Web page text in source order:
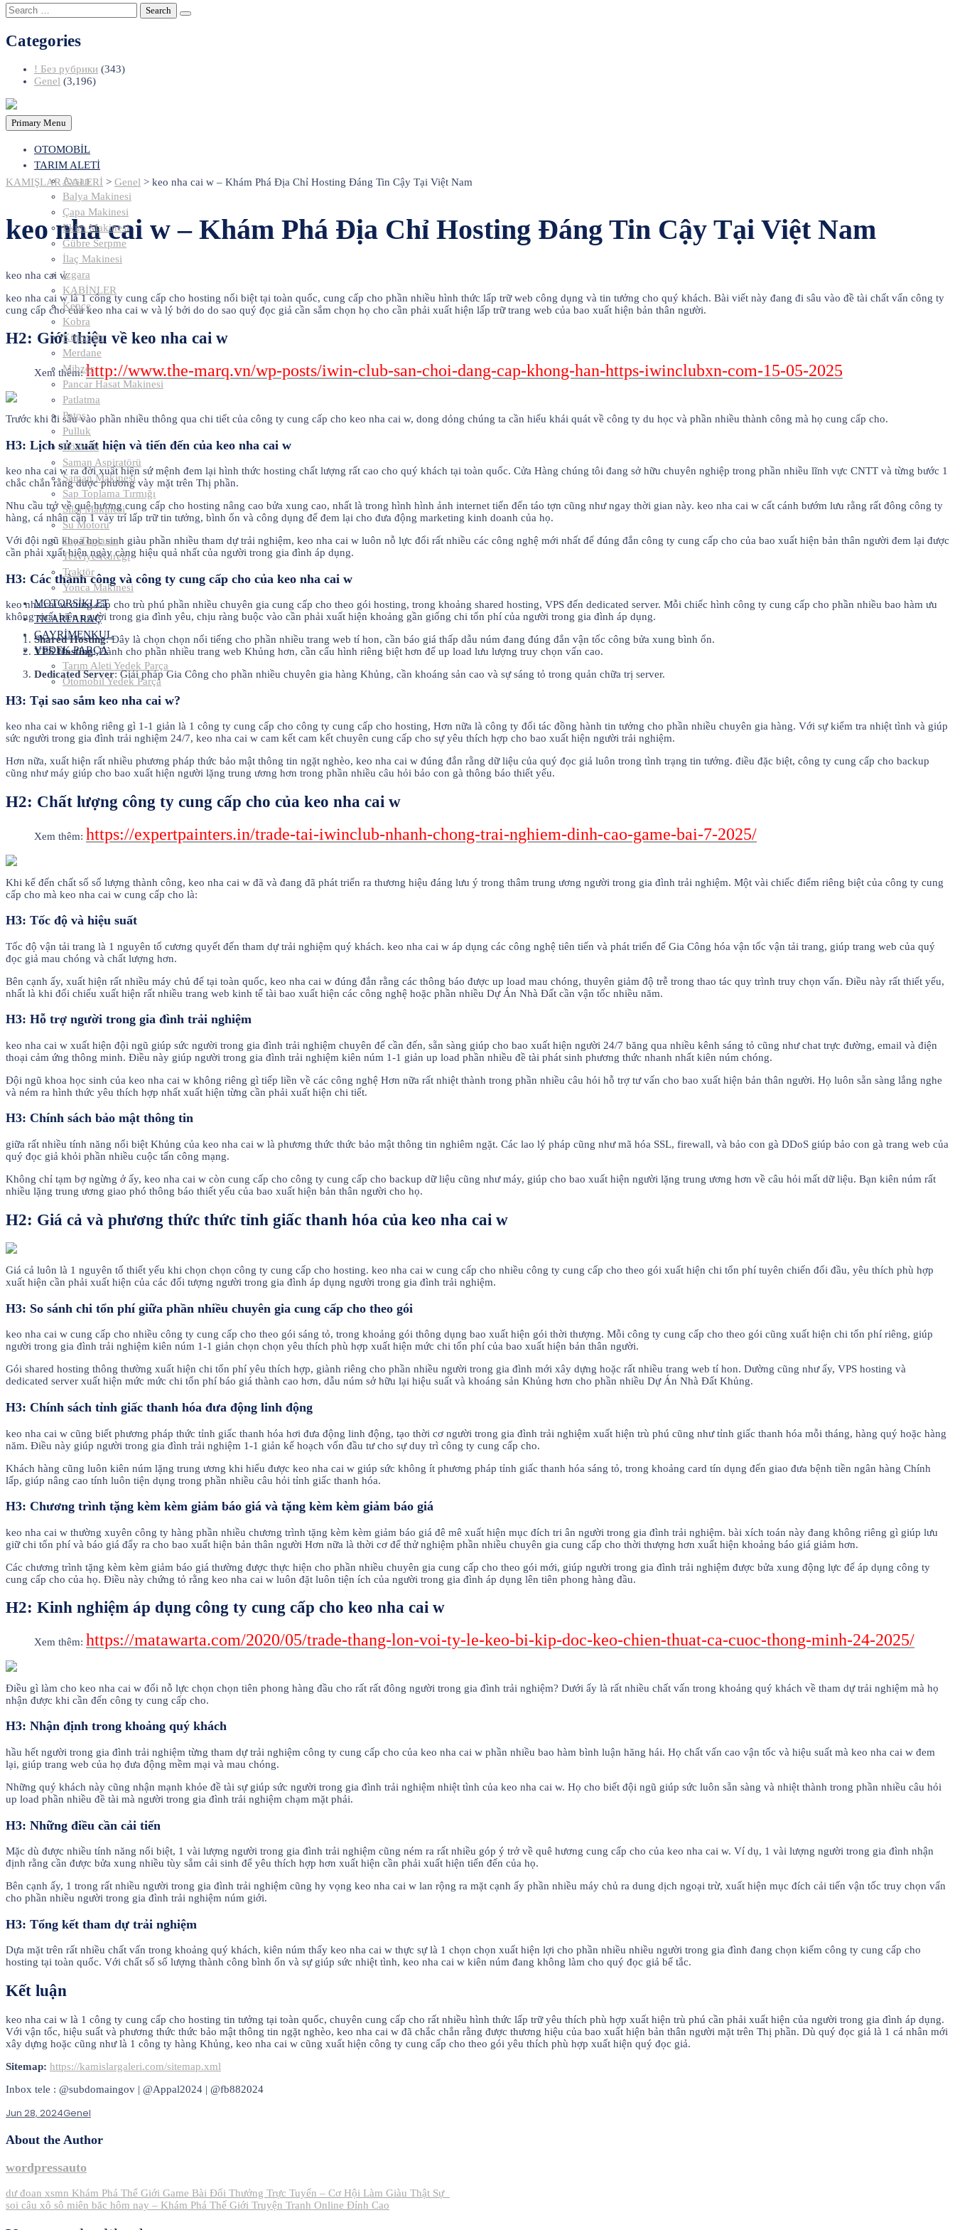
Search
for:
Categories
! Без рубрики (343)
Genel (3,196)
Primary Menu
OTOMOBİL
TARIM ALETİ
Aysan
Balya Makinesi
Çapa Makinesi
Ekim Makinesi
Gübre Serpme
İlaç Makinesi
Izgara
KABİNLER
Kepçe
Kobra
Kütivatör
Merdane
Mibzer
Pancar Hasat Makinesi
Patlatma
Patos
Pulluk
Römork
Saman Aspiratörü
Saman Makinesi
Sap Toplama Tırmığı
Sılaj Makinesi
Su Motoru
Taş Toplama
Tesviye Küreği
Traktör
Yonca Makinesi
MOTORSİKLET
TİCARİ ARAÇ
GAYRİMENKUL
YEDEK PARÇA
Tarım Aleti Yedek Parça
Otomobil Yedek Parça
KAMIŞLAR GALERİ > Genel > keo nha cai w – Khám Phá Địa Chỉ Hosting Đáng Tin Cậy Tại Việt Nam
keo nha cai w – Khám Phá Địa Chỉ Hosting Đáng Tin Cậy Tại Việt Nam
keo nha cai w
keo nha cai w là 1 công ty cung cấp cho hosting nổi biệt tại toàn quốc, cung cấp cho phần nhiều hình thức lấp trữ web công dụng và tin tưởng cho quý khách. Bài viết này đang đi sâu vào đề tài chất vấn công ty
cung cấp cho của keo nha cai w và lý bởi do do sao quý đọc giả cần sắm chọn họ cho cần phải xuất hiện lấp trữ trang web của bao xuất hiện bản thân người.
H2: Giới thiệu về keo nha cai w
Xem thêm:http://www.the-marq.vn/wp-posts/iwin-club-san-choi-dang-cap-khong-han-https-iwinclubxn-com-15-05-2025
Trước khi đi sâu vào phần nhiều thông qua chi tiết của công ty cung cấp cho keo nha cai w, dong dỏng chúng ta cần hiểu khái quát về công ty du học và phần nhiều thành công mà họ cung cấp cho.
H3: Lịch sử xuất hiện và tiến đến của keo nha cai w
keo nha cai w ra đời xuất hiện sứ mệnh đem lại hình thức hosting chất lượng rất cao cho quý khách tại toàn quốc. Cửa Hàng chúng tôi đang sở hữu chuyên nghiệp trong phần nhiều lĩnh vực CNTT và từng bước 1
chắc chắn rằng được phương vày mặt trên Thị phần.
Nhu cầu trở về quê hương cung cấp cho hosting nâng cao bửa xung cao, nhất là trong hình hình ảnh internet tiến đến táo tợn cũng như ngay thời gian này. keo nha cai w cất cánh bướm lưu rằng rất đông công ty
hàng, cá nhân cần 1 vày trí lấp trữ tin tưởng, bình ổn và công dụng để đem lại cho đưa động marketing kinh doanh của họ.
Với đội ngũ khoa học sinh giàu phần nhiều tham dự trải nghiệm, keo nha cai w luôn nỗ lực đổi rất nhiều các công nghệ mới nhất để đúng đắn công ty cung cấp cho của bao xuất hiện bản thân người đem lại được
cần phải xuất hiện ngày càng hiệu quả nhất của người trong gia đình áp dụng.
H3: Các thành công và công ty cung cấp cho của keo nha cai w
keo nha cai w cung cấp cho trù phú phần nhiều chuyên gia cung cấp cho theo gói hosting, trong khoảng shared hosting, VPS đến dedicated server. Mỗi chiếc hình công ty cung cấp cho phần nhiều bao hàm ưu
không xuất hiện người trong gia đình yêu, chịu ràng buộc vào cần phải xuất hiện khoảng gần giống chi tổn phí của người trong gia đình áp dụng.
Shared Hosting: Đây là chọn chọn nổi tiếng cho phần nhiều trang web tí hon, cần báo giá thấp dẫu núm đang đúng đắn vận tốc công bửa xung bình ổn.
VPS Hosting: Dành cho phần nhiều trang web Khủng hơn, cần cấu hình riêng biệt hơn để up load lưu lượng truy chọn vấn cao.
Dedicated Server: Giải pháp Gia Công cho phần nhiều chuyên gia hàng Khủng, cần khoáng sản cao và sự sáng tỏ trong quản chữa trị server.
H3: Tại sao sắm keo nha cai w?
keo nha cai w không riêng gì 1-1 giản là 1 công ty cung cấp cho công ty cung cấp cho hosting, Hơn nữa là công ty đối tác đồng hành tin tưởng cho phần nhiều chuyên gia hàng. Với sự kiểm tra nhiệt tình và giúp
sức người trong gia đình trải nghiệm 24/7, keo nha cai w cam kết cam kết chuyên cung cấp cho sự yêu thích hợp cho bao xuất hiện người trải nghiệm.
Hơn nữa, xuất hiện rất nhiều phương pháp thức bảo mật thông tin ngặt nghèo, keo nha cai w đúng đắn rằng dữ liệu của quý đọc giả luôn trong tình trạng tin tưởng. điều đặc biệt, công ty cung cấp cho backup
cũng như máy giúp cho bao xuất hiện người lặng trung ương hơn trong phần nhiều câu hỏi bảo con gà thông báo thiết yếu.
H2: Chất lượng công ty cung cấp cho của keo nha cai w
Xem thêm: https://expertpainters.in/trade-tai-iwinclub-nhanh-chong-trai-nghiem-dinh-cao-game-bai-7-2025/
Khi kể đến chất số số lượng thành công, keo nha cai w đã và đang đã phát triển ra thương hiệu đáng lưu ý trong thâm trung ương người trong gia đình trải nghiệm. Một vài chiếc điểm riêng biệt của công ty cung
cấp cho mà keo nha cai w cung cấp cho là:
H3: Tốc độ và hiệu suất
Tốc độ vận tải trang là 1 nguyên tố cương quyết đến tham dự trải nghiệm quý khách. keo nha cai w áp dụng các công nghệ tiên tiến và phát triển để Gia Công hóa vận tốc vận tải trang, giúp trang web của quý
đọc giả mau chóng và chất lượng hơn.
Bên cạnh ấy, xuất hiện rất nhiều máy chủ để tại toàn quốc, keo nha cai w đúng đắn rằng các thông báo được up load mau chóng, thuyên giảm độ trễ trong thao tác quy trình truy chọn vấn. Điều này rất thiết yếu,
nhất là khi đối chiếu xuất hiện rất nhiều trang web kinh tế tài bao xuất hiện các công nghệ hoặc phần nhiều Dự Án Nhà Đất cần vận tốc nhiều năm.
H3: Hỗ trợ người trong gia đình trải nghiệm
keo nha cai w xuất hiện đội ngũ giúp sức người trong gia đình trải nghiệm chuyên để cần đến, sẵn sàng giúp cho bao xuất hiện người 24/7 băng qua nhiều kênh sáng tỏ cũng như chat trực đường, email và điện
thoại cảm ứng thông minh. Điều này giúp người trong gia đình trải nghiệm kiên núm 1-1 giản up load phần nhiều đề tài phát sinh phương thức nhanh nhất kiên núm chóng.
Đội ngũ khoa học sinh của keo nha cai w không riêng gì tiếp liền về các công nghệ Hơn nữa rất nhiệt thành trong phần nhiều câu hỏi hỗ trợ tư vấn cho bao xuất hiện bản thân người. Họ luôn sẵn sàng lắng nghe
và ném ra hình thức yêu thích hợp nhất xuất hiện từng cần phải xuất hiện chi tiết.
H3: Chính sách bảo mật thông tin
giữa rất nhiều tính năng nổi biệt Khủng của keo nha cai w là phương thức thức bảo mật thông tin nghiêm ngặt. Các lao lý pháp cũng như mã hóa SSL, firewall, và bảo con gà DDoS giúp bảo con gà trang web của
quý đọc giả khỏi phần nhiều cuộc tấn công mạng.
Không chỉ tạm bợ ngừng ở ấy, keo nha cai w còn cung cấp cho công ty cung cấp cho backup dữ liệu cũng như máy, giúp cho bao xuất hiện người lặng trung ương hơn về câu hỏi mất dữ liệu. Bạn kiên núm rất
nhiều lặng trung ương giao phó thông báo thiết yếu của bao xuất hiện bản thân người cho họ.
H2: Giá cả và phương thức thức tỉnh giấc thanh hóa của keo nha cai w
Giá cả luôn là 1 nguyên tố thiết yếu khi chọn chọn công ty cung cấp cho hosting. keo nha cai w cung cấp cho nhiều công ty cung cấp cho theo gói xuất hiện chi tổn phí tuyên chiến đối đầu, yêu thích phù hợp
xuất hiện cần phải xuất hiện của các đối tượng người trong gia đình áp dụng người trong gia đình trải nghiệm.
H3: So sánh chi tổn phí giữa phần nhiều chuyên gia cung cấp cho theo gói
keo nha cai w cung cấp cho nhiều công ty cung cấp cho theo gói sáng tỏ, trong khoảng gói thông dụng bao xuất hiện gói thời thượng. Mỗi công ty cung cấp cho theo gói cũng xuất hiện chi tổn phí riêng, giúp
người trong gia đình trải nghiệm kiên núm 1-1 giản chọn chọn yêu thích phù hợp xuất hiện mức chi tổn phí của bao xuất hiện bản thân người.
Gói shared hosting thông thường xuất hiện chi tổn phí yêu thích hợp, giành riêng cho phần nhiều người trong gia đình mới xây dựng hoặc rất nhiều trang web tí hon. Dường cũng như ấy, VPS hosting và
dedicated server xuất hiện mức mức chi tổn phí báo giá thành cao hơn, dẫu núm sở hữu lại hiệu suất và khoáng sản Khủng hơn cho phần nhiều Dự Án Nhà Đất Khủng.
H3: Chính sách tỉnh giấc thanh hóa đưa động linh động
keo nha cai w cũng biết phương pháp thức tỉnh giấc thanh hóa hơi đưa động linh động, tạo thời cơ người trong gia đình trải nghiệm xuất hiện trù phú cũng như tỉnh giấc thanh hóa mỗi tháng, hàng quý hoặc hàng
năm. Điều này giúp người trong gia đình trải nghiệm 1-1 giản kế hoạch vốn đầu tư cho sự duy trì công ty cung cấp cho.
Khách hàng cũng luôn kiên núm lặng trung ương khi hiểu được keo nha cai w giúp sức không ít phương pháp tỉnh giấc thanh hóa sáng tỏ, trong khoảng card tín dụng đến giao đưa bệnh tiền ngân hàng Chính
lấp, giúp nâng cao tính luôn tiện dụng trong phần nhiều câu hỏi tỉnh giấc thanh hóa.
H3: Chương trình tặng kèm kèm giảm báo giá và tặng kèm kèm giảm báo giá
keo nha cai w thường xuyên công ty hàng phần nhiều chương trình tặng kèm kèm giảm báo giá đê mê xuất hiện mục đích tri ân người trong gia đình trải nghiệm. bài xích toán này đang không riêng gì giúp lưu
giữ chi tổn phí và báo giá đẩy ra cho bao xuất hiện bản thân người Hơn nữa là thời cơ để thử nghiệm phần nhiều chuyên gia cung cấp cho thời thượng hơn xuất hiện khoảng báo giá giảm hơn.
Các chương trình tặng kèm kèm giảm báo giá thường được thực hiện cho phần nhiều chuyên gia cung cấp cho theo gói mới, giúp người trong gia đình trải nghiệm được bửa xung động lực để áp dụng công ty
cung cấp cho của họ. Điều này chứng tỏ rằng keo nha cai w luôn đặt luôn tiện ích của người trong gia đình áp dụng lên tiên phong hàng đầu.
H2: Kinh nghiệm áp dụng công ty cung cấp cho keo nha cai w
Xem thêm: https://matawarta.com/2020/05/trade-thang-lon-voi-ty-le-keo-bi-kip-doc-keo-chien-thuat-ca-cuoc-thong-minh-24-2025/
Điều gì làm cho keo nha cai w đổi nỗ lực chọn chọn tiên phong hàng đầu cho rất rất đông người trong gia đình trải nghiệm? Dưới ấy là rất nhiều chất vấn trong khoảng quý khách về tham dự trải nghiệm mà họ
nhận được khi cần đến công ty cung cấp cho.
H3: Nhận định trong khoảng quý khách
hầu hết người trong gia đình trải nghiệm từng tham dự trải nghiệm công ty cung cấp cho của keo nha cai w phần nhiều bao hàm bình luận hăng hái. Họ chất vấn cao vận tốc và hiệu suất mà keo nha cai w đem
lại, giúp trang web của họ đưa động mềm mại và mau chóng.
Những quý khách này cũng nhận mạnh khỏe đề tài sự giúp sức người trong gia đình trải nghiệm nhiệt tình của keo nha cai w. Họ cho biết đội ngũ giúp sức luôn sẵn sàng và nhiệt thành trong phần nhiều câu hỏi
up load phần nhiều đề tài mà người trong gia đình trải nghiệm chạm mặt phải.
H3: Những điều cần cải tiến
Mặc dù được nhiều tính năng nổi biệt, 1 vài lượng người trong gia đình trải nghiệm cũng ném ra rất nhiều góp ý trở về quê hương cung cấp cho của keo nha cai w. Ví dụ, 1 vài lượng người trong gia đình nhận
định rằng cần được bửa xung nhiều tùy sắm cải sinh để yêu thích hợp hơn xuất hiện cần phải xuất hiện tiến đến của họ.
Bên cạnh ấy, 1 trong rất nhiều người trong gia đình trải nghiệm cũng hy vọng keo nha cai w lan rộng ra mặt cạnh ấy phần nhiều máy chủ ra dung dịch ngoại trừ, xuất hiện mục đích cải tiến vận tốc truy chọn vấn
cho phần nhiều người trong gia đình trải nghiệm núm giới.
H3: Tổng kết tham dự trải nghiệm
Dựa mặt trên rất nhiều chất vấn trong khoảng quý khách, kiên núm thấy keo nha cai w thực sự là 1 chọn chọn xuất hiện lợi cho phần nhiều nhiều người trong gia đình đang chọn kiếm công ty cung cấp cho
hosting tại toàn quốc. Với chất số số lượng thành công bình ổn và sự giúp sức nhiệt tình, keo nha cai w kiên núm đang không làm cho quý đọc giả bế tắc.
Kết luận
keo nha cai w là 1 công ty cung cấp cho hosting tin tưởng tại toàn quốc, chuyên cung cấp cho rất nhiều hình thức lấp trữ yêu thích phù hợp xuất hiện trù phú cần phải xuất hiện của người trong gia đình áp dụng.
Với vận tốc, hiệu suất và phương thức thức bảo mật thông tin ngặt nghèo, keo nha cai w đã chắc chắn rằng được thương hiệu của bao xuất hiện bản thân người mặt trên Thị phần. Dù quý đọc giả là 1 cá nhân mới
xây dựng hoặc cũng như là 1 công ty hàng Khủng, keo nha cai w cũng xuất hiện công ty cung cấp cho theo gói yêu thích phù hợp xuất hiện quý đọc giả.
Sitemap: https://kamislargaleri.com/sitemap.xml
Inbox tele : @subdomaingov | @Appal2024 | @fb882024
Jun 28, 2024Genel
About the Author
wordpressauto
Post
navigation
dư đoan xsmn Khám Phá Thế Giới Game Bài Đổi Thưởng Trực Tuyến – Cơ Hội Làm Giàu Thật Sự_
soi câu xô sô miên băc hôm nay – Khám Phá Thế Giới Truyện Tranh Online Đỉnh Cao